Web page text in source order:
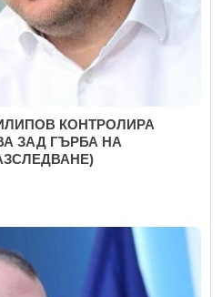
КОНТРОЛИРА
ЗАД ГЪРБА НА